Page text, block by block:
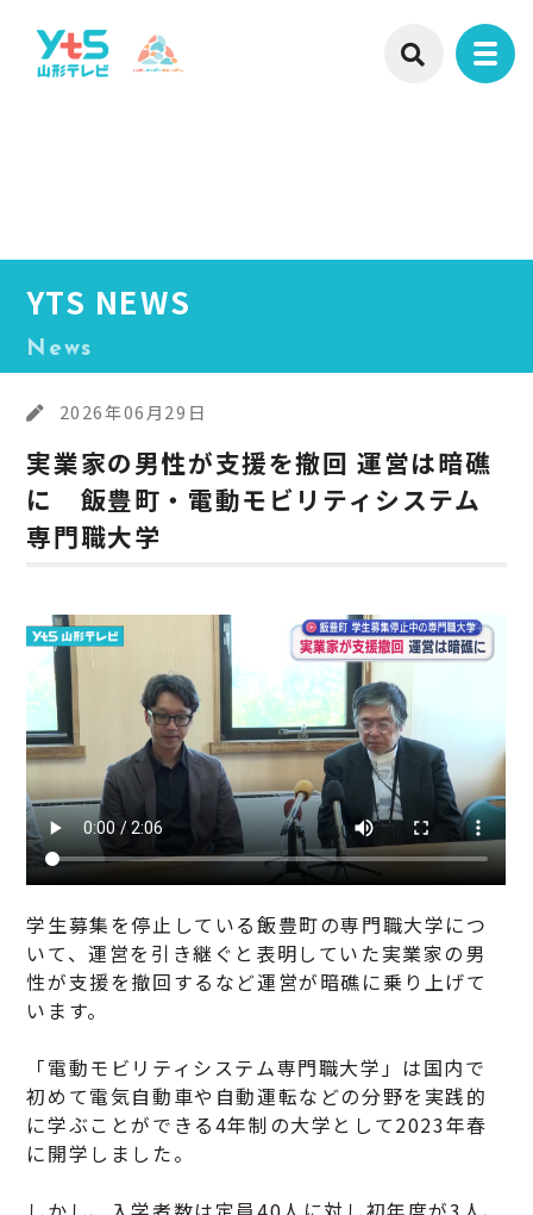
YTS NEWS
News
2026年06月29日
実業家の男性が支援を撤回 運営は暗礁
に 飯豊町・電動モビリティシステム
専門職大学
学生募集を停止している飯豊町の専門職大学につ
いて、運営を引き継ぐと表明していた実業家の男
性が支援を撤回するなど運営が暗礁に乗り上げて
います。
「電動モビリティシステム専門職大学」は国内で
初めて電気自動車や自動運転などの分野を実践的
に学ぶことができる4年制の大学として2023年春
に開学しました。